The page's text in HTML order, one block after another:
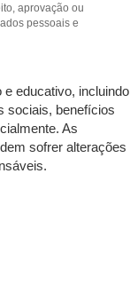
aprovação ou
pessoais e
educativo, incluindo
sociais, benefícios
As
sofrer alterações